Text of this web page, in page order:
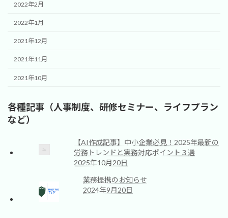
2022年2月
2022年1月
2021年12月
2021年11月
2021年10月
各種記事（人事制度、研修セミナー、ライフプラン
など）
【AI作成記事】中小企業必見！2025年最新の
労務トレンドと実務対応ポイント３選
2025年10月20日
業務提携のお知らせ
2024年9月20日